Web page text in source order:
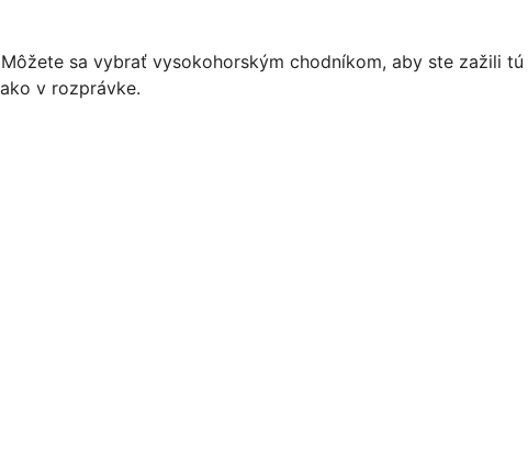
sa vybrať vysokohorským chodníkom, aby ste zažili
v rozprávke.